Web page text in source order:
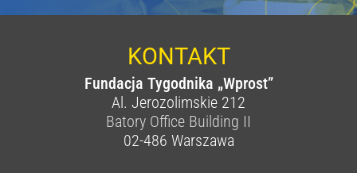
KONTAKT
Fundacja Tygodnika „Wprost”
Al. Jerozolimskie 212
Batory Office Building II
02-486 Warszawa